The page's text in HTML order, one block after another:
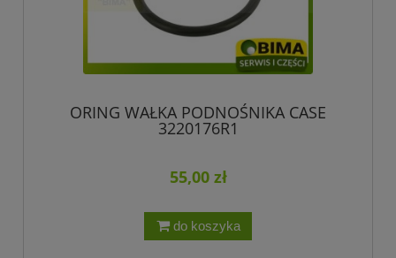
ORING WAŁKA PODNOŚNIKA CASE
3220176R1
55,00 zł
do koszyka